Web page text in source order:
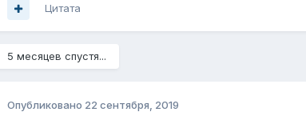
Цитата
5 месяцев спустя...
Опубликовано 22 сентября, 2019